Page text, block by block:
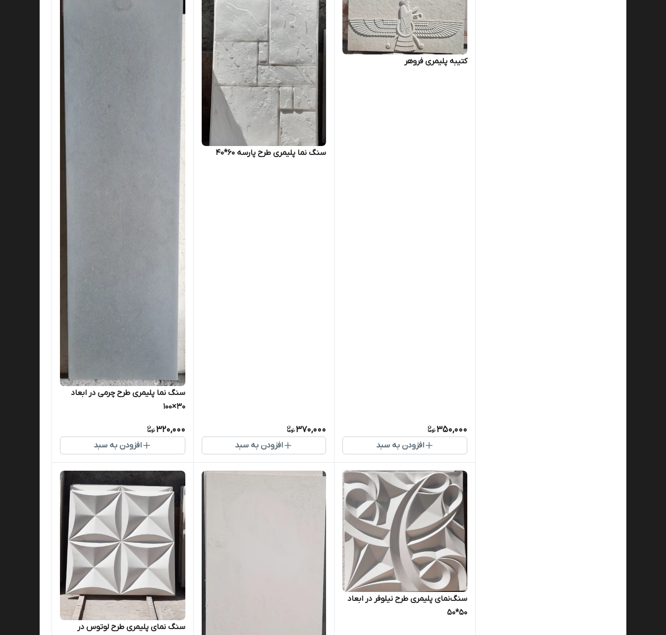
کتیبه پلیمری فروهر
350,000
افزودن به سبد
سنگ نما پلیمری طرح پارسه ۶۰*۴۰
370,000
افزودن به سبد
سنگ نما پلیمری طرح چرمی در ابعاد
۳۰×۱۰۰
320,000
افزودن به سبد
سنگ‌نمای پلیمری طرح نیلوفر در ابعاد
۵۰*۵۰
سنگ نمای پلیمری طرح لوتوس در